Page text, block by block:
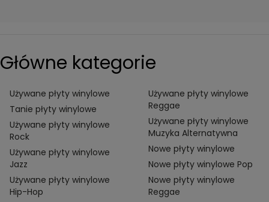
Główne kategorie
Używane płyty winylowe
Tanie płyty winylowe
Używane płyty winylowe
Rock
Używane płyty winylowe
Jazz
Używane płyty winylowe
Hip-Hop
Używane płyty winylowe
Reggae
Używane płyty winylowe
Muzyka Alternatywna
Nowe płyty winylowe
Nowe płyty winylowe Pop
Nowe płyty winylowe
Reggae